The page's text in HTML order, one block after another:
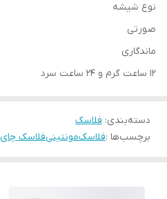
نوع شیشه
صورتی
ماندگاری
12 ساعت گرم و 24 ساعت سرد
دسته‌بندی: فلاسک
برچسب‌ها :فلاسکمونتینیفلاسک چای